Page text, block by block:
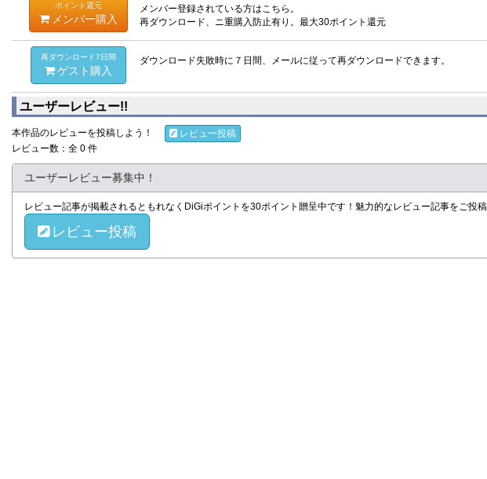
ポイント還元
メンバー購入
メンバー登録されている方はこちら。
再ダウンロード、ニ重購入防止有り。最大30ポイント還元
再ダウンロード7日間
ゲスト購入
ダウンロード失敗時に７日間、メールに従って再ダウンロードできます。
ユーザーレビュー!!
本作品のレビューを投稿しよう！
レビュー投稿
レビュー数：全 0 件
ユーザーレビュー募集中！
レビュー記事が掲載されるともれなくDiGiポイントを30ポイント贈呈中です！魅力的なレビュー記事をご投稿
レビュー投稿